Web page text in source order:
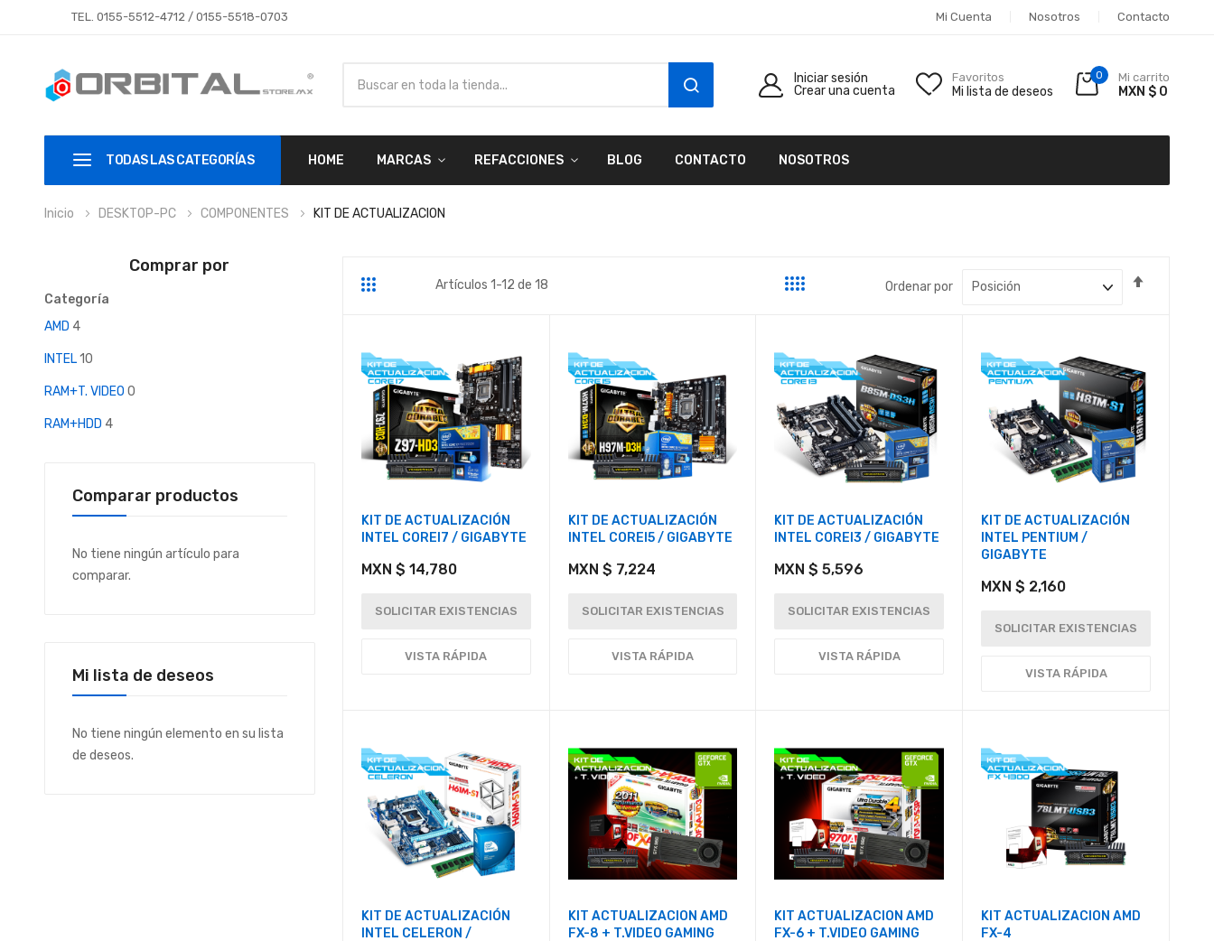
TEL. 0155-5512-4712/ 0155-5518-0703 Mi Cuenta Nosotros Contacto
SEARCH
Iniciar sesión
Crear una cuenta
Favoritos
Mi lista de deseos
0 Mi carrito
MXN $ 0
TODAS LAS CATEGORÍAS HOME MARCAS REFACCIONES BLOG CONTACTO NOSOTROS
Inicio DESKTOP-PC COMPONENTES KIT DE ACTUALIZACION
Parrilla Artículos 1-12 de 18 Ordenar por
KIT DE ACTUALIZACIÓN
INTEL COREI7 / GIGABYTE
MXN $ 14,780
SOLICITAR EXISTENCIAS
VISTA RÁPIDA
KIT DE ACTUALIZACIÓN
INTEL COREI5 / GIGABYTE
MXN $ 7,224
SOLICITAR EXISTENCIAS
VISTA RÁPIDA
KIT DE ACTUALIZACIÓN
INTEL COREI3 / GIGABYTE
MXN $ 5,596
SOLICITAR EXISTENCIAS
VISTA RÁPIDA
KIT DE ACTUALIZACIÓN
INTEL PENTIUM /
GIGABYTE
MXN $ 2,160
SOLICITAR EXISTENCIAS
VISTA RÁPIDA
KIT DE ACTUALIZACIÓN
INTEL CELERON /
KIT ACTUALIZACION AMD
FX-8 + T.VIDEO GAMING
KIT ACTUALIZACION AMD
FX-6 + T.VIDEO GAMING
KIT ACTUALIZACION AMD
FX-4
Comprar por
Categoría
AMD 4
INTEL 10
RAM+T. VIDEO 0
RAM+HDD 4
Comparar productos
No tiene ningún artículo para
comparar.
Mi lista de deseos
No tiene ningún elemento en su lista
de deseos.